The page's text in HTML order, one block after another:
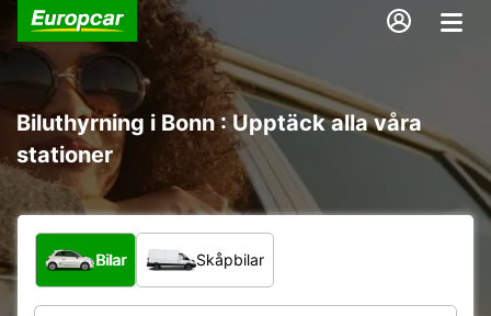
Biluthyrning i Bonn : Upptäck alla våra
stationer
Vilken typ av fordon?
Bilar Skåpbilar